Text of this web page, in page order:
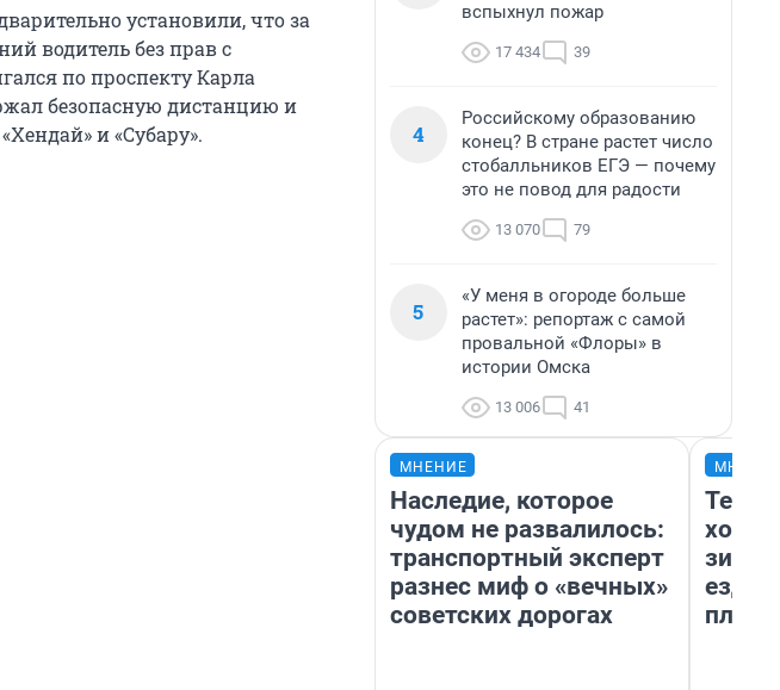
установили, что за
водитель без прав с
по проспекту Карла
безопасную дистанцию и
и «Субару».
вспыхнул пожар
17 434 39
4
Российскому образованию
конец? В стране растет число
стобалльников ЕГЭ — почему
это не повод для радости
13 070 79
5
«У меня в огороде больше
растет»: репортаж с самой
провальной «Флоры» в
истории Омска
13 006 41
МНЕНИЕ
Наследие, которое
чудом не развалилось:
транспортный эксперт
разнес миф о «вечных»
советских дорогах
ездит